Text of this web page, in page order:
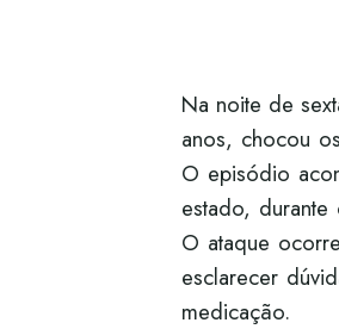
Na noite de
anos, chocou
O episódio
estado,
O ataque
esclarecer
medicação.